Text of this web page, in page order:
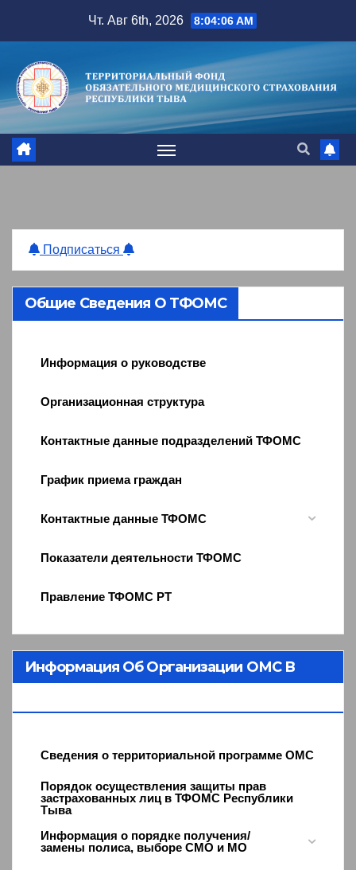
содержимому
Чт. Авг 6th, 2026 8:04:07 AM
Подписаться
Общие Сведения О ТФОМС
Информация о руководстве
Организационная структура
Контактные данные подразделений ТФОМС
График приема граждан
Контактные данные ТФОМС
Показатели деятельности ТФОМС
Правление ТФОМС РТ
Информация Об Организации ОМС В
Сведения о территориальной программе ОМС
Порядок осуществления защиты прав
застрахованных лиц в ТФОМС Республики
Тыва
Информация о порядке получения/
замены полиса, выборе СМО и МО